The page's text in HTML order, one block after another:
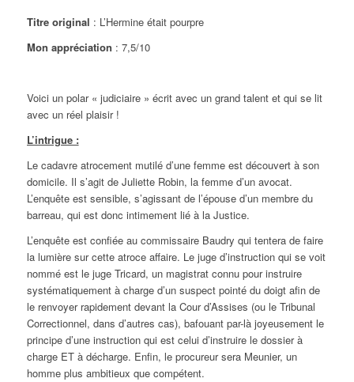
Titre original : L’Hermine était pourpre
Mon appréciation : 7,5/10
Voici un polar « judiciaire » écrit avec un grand talent et qui se lit
avec un réel plaisir !
L’intrigue :
Le cadavre atrocement mutilé d’une femme est découvert à son
domicile. Il s’agit de Juliette Robin, la femme d’un avocat.
L’enquête est sensible, s’agissant de l’épouse d’un membre du
barreau, qui est donc intimement lié à la Justice.
L’enquête est confiée au commissaire Baudry qui tentera de faire
la lumière sur cette atroce affaire. Le juge d’instruction qui se voit
nommé est le juge Tricard, un magistrat connu pour instruire
systématiquement à charge d’un suspect pointé du doigt afin de
le renvoyer rapidement devant la Cour d’Assises (ou le Tribunal
Correctionnel, dans d’autres cas), bafouant par-là joyeusement le
principe d’une instruction qui est celui d’instruire le dossier à
charge ET à décharge. Enfin, le procureur sera Meunier, un
homme plus ambitieux que compétent.